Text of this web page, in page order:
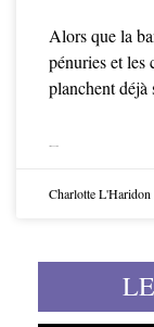
Alors que la
pénuries et les
planchent
Charlotte L'Haridon
LE